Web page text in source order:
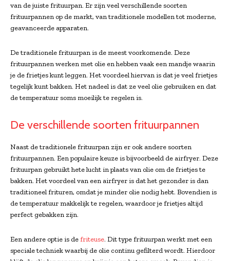
van de juiste frituurpan. Er zijn veel verschillende soorten
frituurpannen op de markt, van traditionele modellen tot moderne,
geavanceerde apparaten.
De traditionele frituurpan is de meest voorkomende. Deze
frituurpannen werken met olie en hebben vaak een mandje waarin
je de frietjes kunt leggen. Het voordeel hiervan is dat je veel frietjes
tegelijk kunt bakken. Het nadeel is dat ze veel olie gebruiken en dat
de temperatuur soms moeilijk te regelen is.
De verschillende soorten frituurpannen
Naast de traditionele frituurpan zijn er ook andere soorten
frituurpannen. Een populaire keuze is bijvoorbeeld de airfryer. Deze
frituurpan gebruikt hete lucht in plaats van olie om de frietjes te
bakken. Het voordeel van een airfryer is dat het gezonder is dan
traditioneel frituren, omdat je minder olie nodig hebt. Bovendien is
de temperatuur makkelijk te regelen, waardoor je frietjes altijd
perfect gebakken zijn.
Een andere optie is defriteuse. Dit type frituurpan werkt met een
speciale techniek waarbij de olie continu gefilterd wordt. Hierdoor